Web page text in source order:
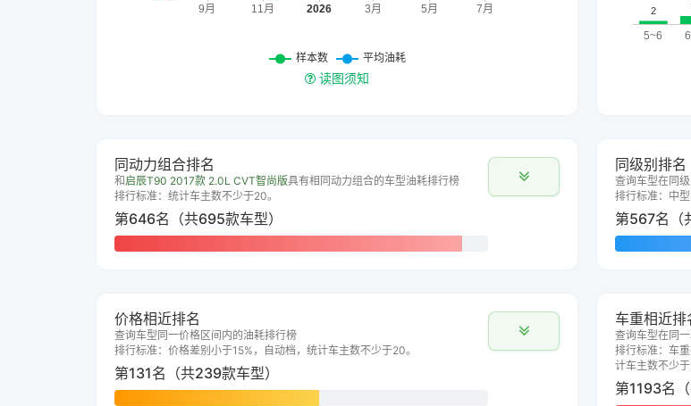
读图须知
同动力组合排名
和启辰T90 2017款 2.0L CVT智尚版具有相同动力组合的车型油耗排行榜
排行标准：统计车主数不少于20。
第646名（共695款车型）
同级别排名
查询车型在同
排行标准：中
第567名（
价格相近排名
查询车型同一价格区间内的油耗排行榜
排行标准：价格差别小于15%，自动档，统计车主数不少于20。
第131名（共239款车型）
车重相近排
查询车型在同
排行标准：车
计车主数不少于
第1193名